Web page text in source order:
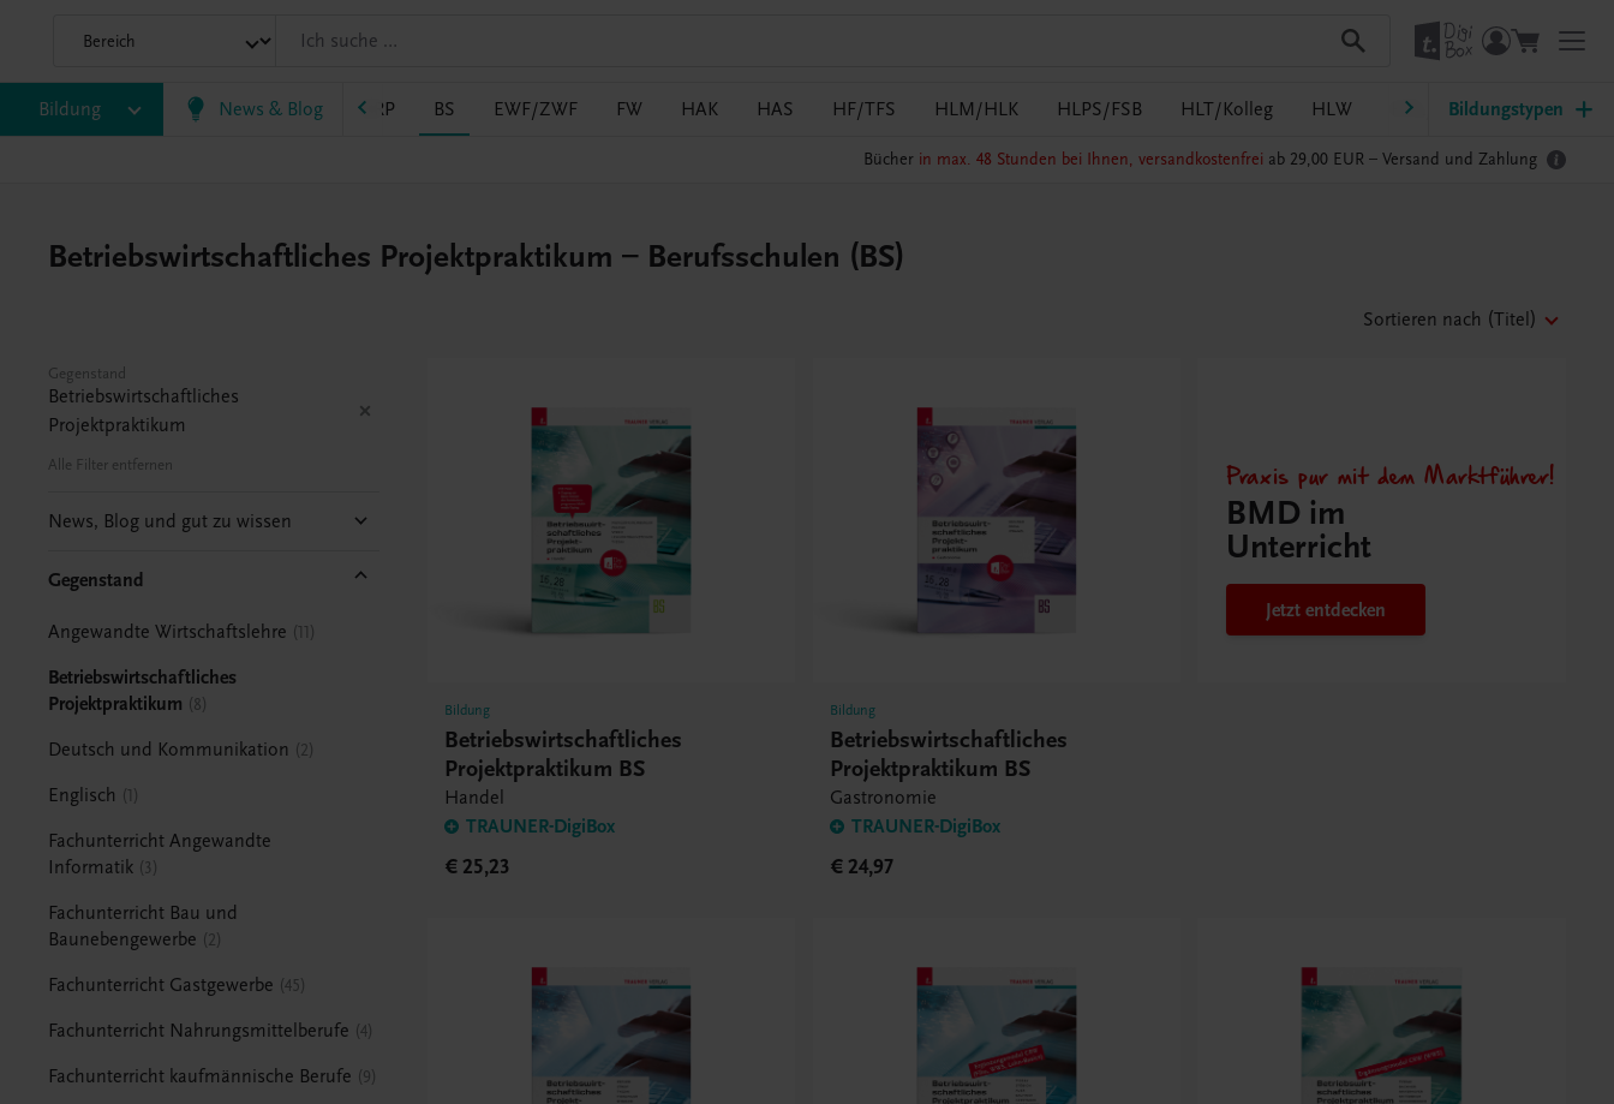
Bildung News & Blog
VS AHS BAFEP/BASOP BRP BS EWF/ZWF FW HAK HAS HF/TFS HLM/HLK HLPS/FSB HLT/Kolleg HLW HTL/FS LW/LWBF
Bildungstypen
Bücher in max. 48 Stunden bei Ihnen, versandkostenfrei ab 29,00 EUR – Versand und Zahlung
Betriebswirtschaftliches Projektpraktikum – Berufsschulen (BS)
Sortieren nach (Titel)
Gegenstand
Betriebswirtschaftliches
Projektpraktikum
Alle Filter entfernen
News, Blog und gut zu wissen
Gegenstand
Angewandte Wirtschaftslehre 11
Betriebswirtschaftliches
Projektpraktikum
8
Deutsch und Kommunikation 2
Englisch 1
Fachunterricht Angewandte
Informatik
3
Fachunterricht Bau und
Baunebengewerbe
2
Fachunterricht Gastgewerbe 45
Fachunterricht Nahrungsmittelberufe 4
Fachunterricht kaufmännische Berufe 9
Bildung
Betriebswirtschaftliches
Projektpraktikum BS
Handel
TRAUNER-DigiBox
€ 25,23
Bildung
Betriebswirtschaftliches
Projektpraktikum BS
Gastronomie
TRAUNER-DigiBox
€ 24,97
Praxis pur mit dem Marktführer!
BMD im
Unterricht
Jetzt entdecken